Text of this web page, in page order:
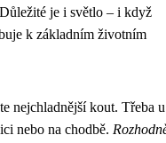
je i světlo – i když
k základním životním
nejchladnější kout. Třeba u
nebo na chodbě.